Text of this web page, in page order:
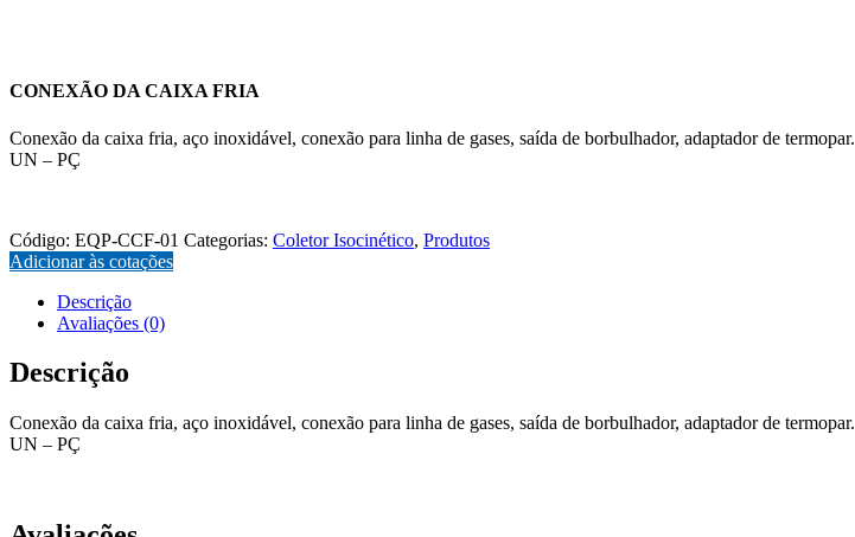
CONEXÃO DA CAIXA FRIA
Conexão da caixa fria, aço inoxidável, conexão para linha de gases, saída de borbulhador, adaptador de termopar.
UN – PÇ
Código: EQP-CCF-01 Categorias: Coletor Isocinético, Produtos
Adicionar às cotações
Descrição
Avaliações (0)
Descrição
Conexão da caixa fria, aço inoxidável, conexão para linha de gases, saída de borbulhador, adaptador de termopar.
UN – PÇ